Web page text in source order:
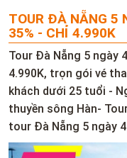
TOUR ĐÀ NẴNG 5
35% - CHỈ 4.990K
Tour Đà Nẵng 5 ngày
4.990K, trọn gói vé
khách dưới 25 tuổi -
thuyền sông Hàn-
tour Đà Nẵng 5 ngày